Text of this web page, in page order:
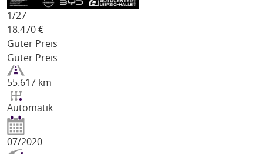
1/27
18.470 €
Guter Preis
Guter Preis
55.617 km
Automatik
07/2020